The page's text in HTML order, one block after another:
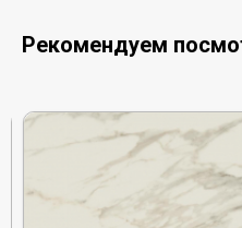
Рекомендуем